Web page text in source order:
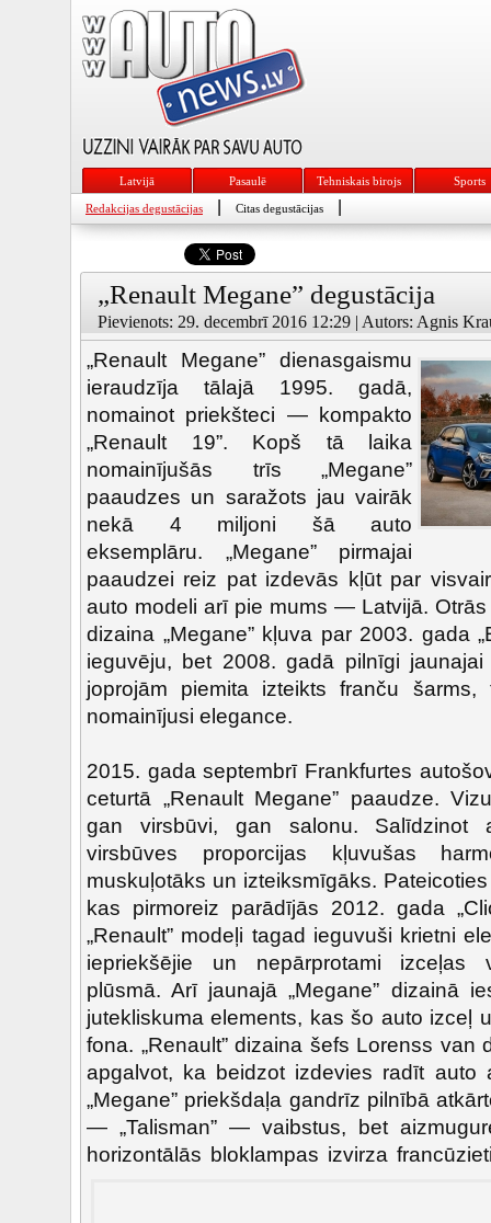
Latvijā Pasaulē Tehniskais birojs Sports
Redakcijas degustācijas Citas degustācijas
„Renault Megane” degustācija
Pievienots: 29. decembrī 2016 12:29 | Autors: Agnis
„Renault Megane” dienasgaismu
ieraudzīja tālajā 1995. gadā,
nomainot priekšteci — kompakto
„Renault 19”. Kopš tā laika
nomainījušās trīs „Megane”
paaudzes un saražots jau vairāk
nekā 4 miljoni šā auto
eksemplāru. „Megane” pirmajai
paaudzei reiz pat izdevās kļūt par
auto modeli arī pie mums — Latvijā.
dizaina „Megane” kļuva par 2003. gada
ieguvēju, bet 2008. gadā pilnīgi
joprojām piemita izteikts franču šarms,
nomainījusi elegance.
2015. gada septembrī Frankfurtes
ceturtā „Renault Megane” paaudze.
gan virsbūvi, gan salonu. Salīdzinot
virsbūves proporcijas kļuvušas
muskuļotāks un izteiksmīgāks.
kas pirmoreiz parādījās 2012. gada
„Renault” modeļi tagad ieguvuši krietni
iepriekšējie un nepārprotami izceļas
plūsmā. Arī jaunajā „Megane” dizainā
jutekliskuma elements, kas šo auto izceļ
fona. „Renault” dizaina šefs Lorenss van
apgalvot, ka beidzot izdevies radīt auto
„Megane” priekšdaļa gandrīz pilnībā
— „Talisman” — vaibstus, bet
horizontālās bloklampas izvirza